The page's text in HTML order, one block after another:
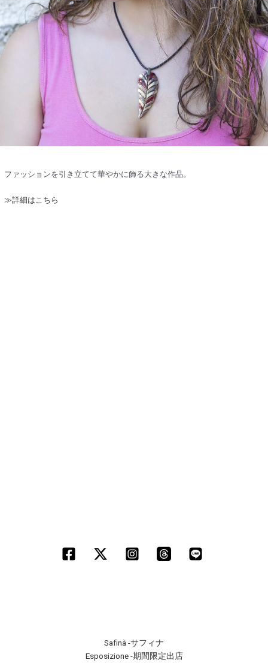
ファッションを引き立てて華やかに飾る大きな作品。
≫詳細はこちら
Safinà -サフィナ
Esposizione -期間限定出店